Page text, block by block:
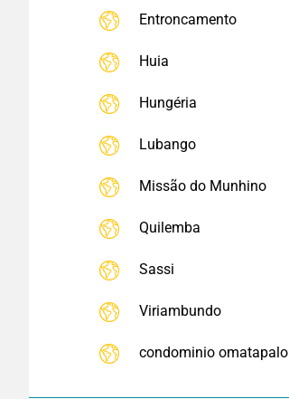
Entroncamento
Huia
Hungéria
Lubango
Missão do Munhino
Quilemba
Sassi
Viriambundo
condominio omatapalo